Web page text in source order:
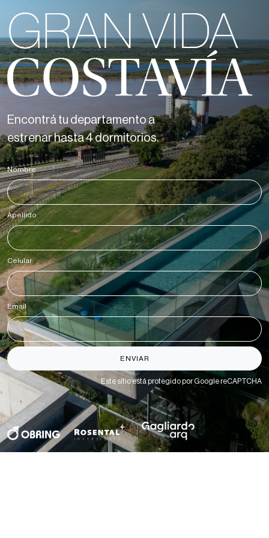
Encontrá tu departamento a
estrenar hasta 4 dormitorios.
Nombre*
Apellido *
Celular*
Email *
ENVIAR
Este sitio está protegido por Google reCAPTCHA